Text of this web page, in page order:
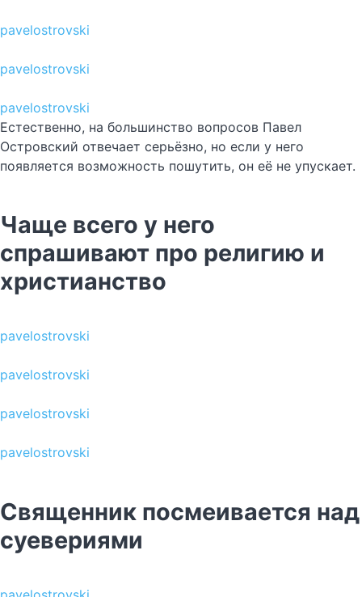
pavelostrovski
pavelostrovski
pavelostrovski
Естественно, на большинство вопросов Павел
Островский отвечает серьёзно, но если у него
появляется возможность пошутить, он её не упускает.
Чаще всего у него
спрашивают про религию и
христианство
pavelostrovski
pavelostrovski
pavelostrovski
pavelostrovski
Священник посмеивается над
суевериями